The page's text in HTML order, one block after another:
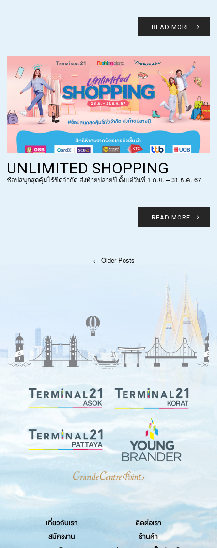
READ MORE
UNLIMITED SHOPPING
ช้อปสนุกสุดคุ้มไร้ขีดจำกัด ส่งท้ายปลายปี ตั้งแต่วันที่ 1 ก.ย. – 31 ธ.ค. 67
READ MORE
← Older Posts
เกี่ยวกับเรา
ติดต่อเรา
สมัครงาน
ร้านค้า